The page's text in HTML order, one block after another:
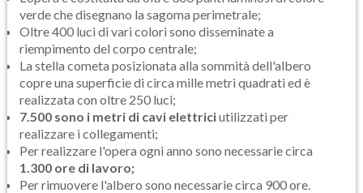
verde che disegnano la sagoma perimetrale;
Oltre 400 luci di vari colori sono disseminate a
riempimento del corpo centrale;
La stella cometa posizionata alla sommità dell'albero
copre una superficie di circa mille metri quadrati ed è
realizzata con oltre 250 luci;
7.500 sono i metri di cavi elettriciutilizzati per
realizzare i collegamenti;
Per realizzare l'opera ogni anno sono necessarie circa
1.300 ore di lavoro;
Per rimuovere l'albero sono necessarie circa 900 ore.